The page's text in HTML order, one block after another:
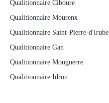
Qualitionnaire Ciboure
Qualitionnaire Mourenx
Qualitionnaire Saint-Pierre-d'Irube
Qualitionnaire Gan
Qualitionnaire Mouguerre
Qualitionnaire Idron